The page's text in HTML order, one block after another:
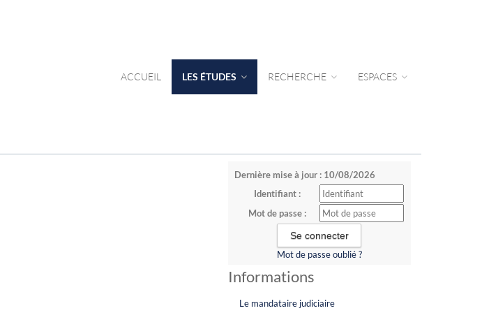
ACCUEIL LES ÉTUDES RECHERCHE ESPACES
Dernière mise à jour : 10/08/2026
Identifiant :
Mot de passe :
Mot de passe oublié ?
Informations
Le mandataire judiciaire